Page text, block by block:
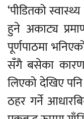
‘पीडितको
हुने अकाट्य
पूर्णपाठमा
सँगै बसेका कारण
लिएको देखिए
ठहर गर्ने